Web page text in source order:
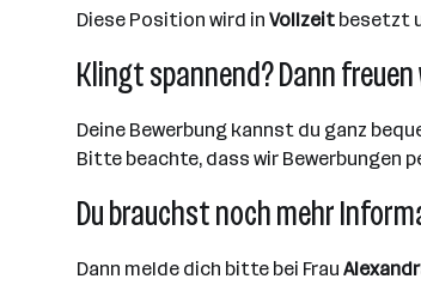
Diese Position wird in Vollzeit besetzt
Klingt spannend? Dann
Deine Bewerbung kannst du ganz
Bitte beachte, dass wir Bewerbungen
Du brauchst noch mehr
Dann melde dich bitte bei Frau